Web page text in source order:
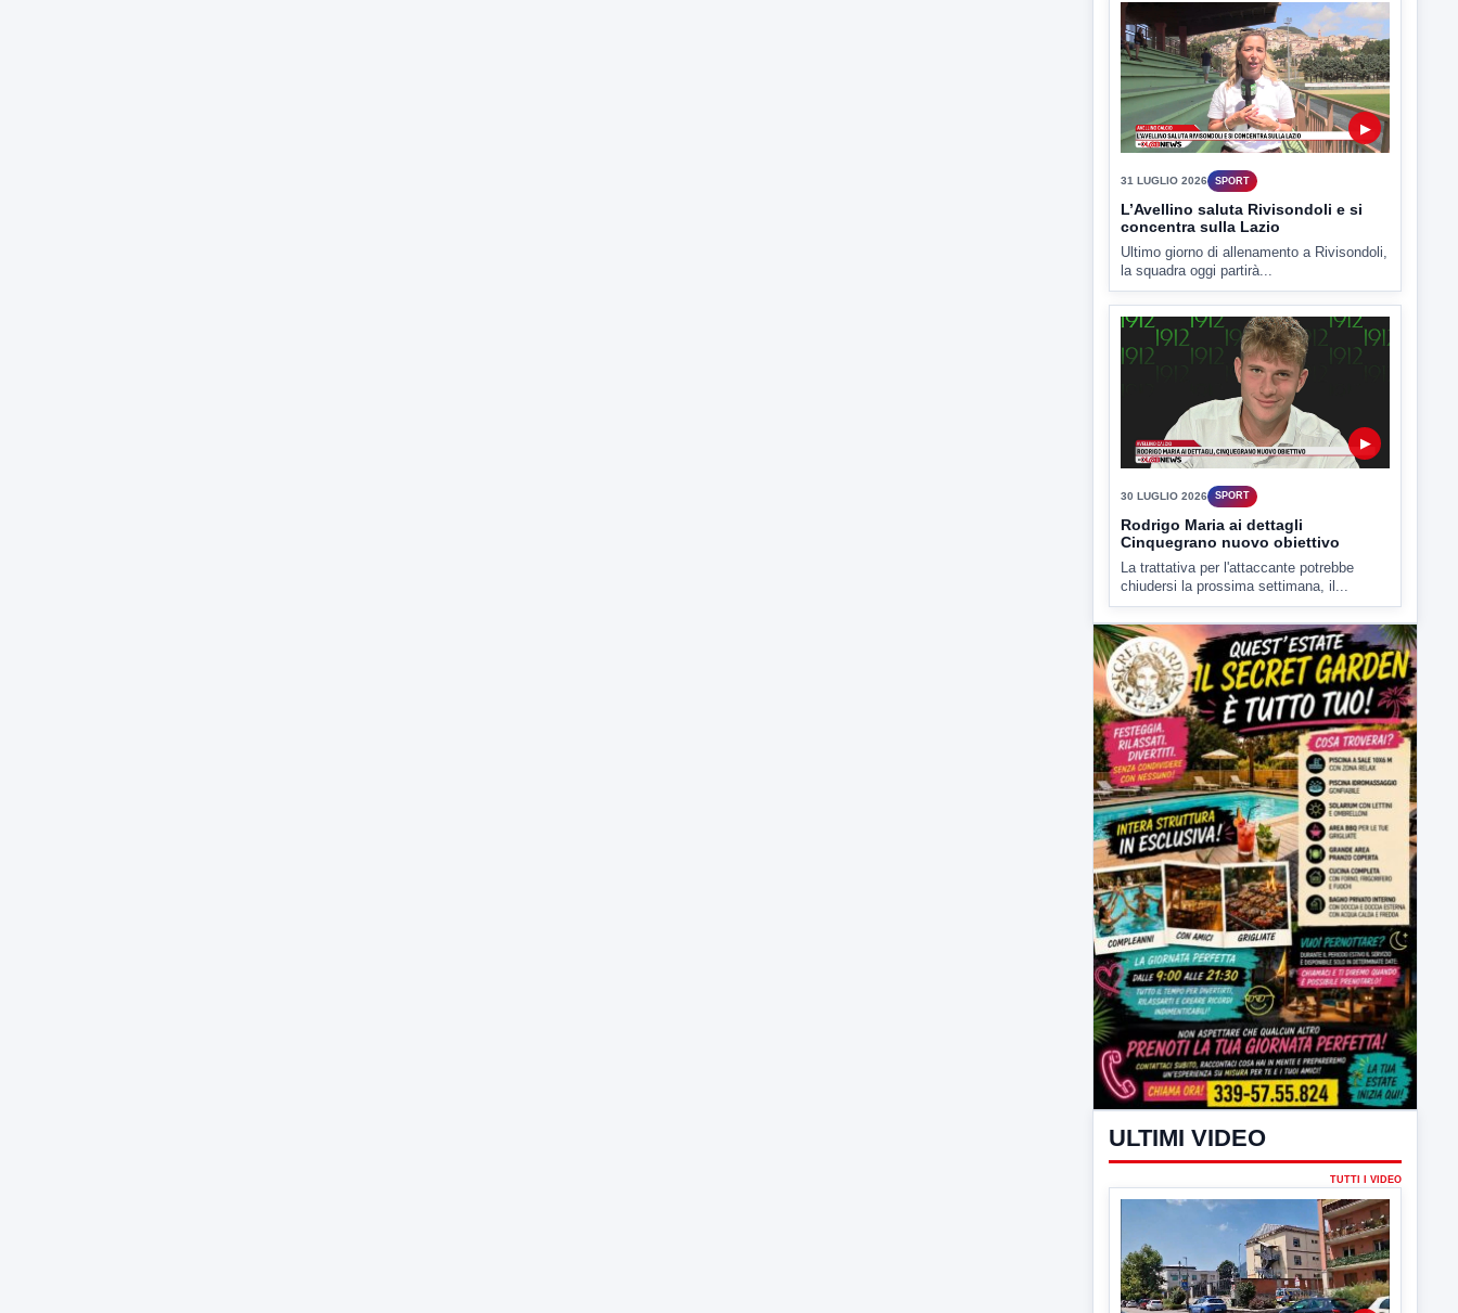
31 LUGLIO 2026
L’Avellino saluta Rivisondoli e si
concentra sulla Lazio
Ultimo giorno di allenamento a Rivisondoli,
la squadra oggi partirà...
30 LUGLIO 2026 SPORT
Rodrigo Maria ai dettagli
Cinquegrano nuovo obiettivo
La trattativa per l'attaccante potrebbe
chiudersi la prossima settimana, il...
ULTIMI VIDEO
TUTTI I VIDEO
▶
6 AGOSTO 2026 CRONACA
Trovato in casa 42enne in una
pozza di sangue, giallo a viale Italia
Ritrovato senza vita il corpo di un 42enne
in un...